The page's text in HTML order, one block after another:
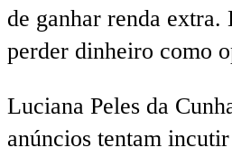
de ganhar renda extra.
perder dinheiro como
Luciana Peles da
anúncios tentam